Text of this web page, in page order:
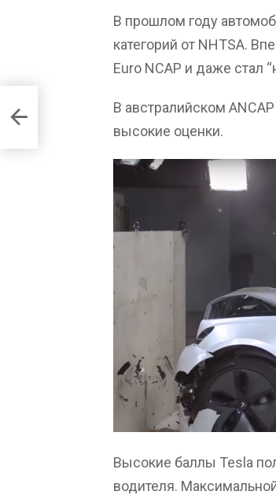
В прошлом году
категорий от NHTSA.
Euro NCAP и даже стал
В австралийском
высокие оценки.
Высокие баллы Tesla
водителя.